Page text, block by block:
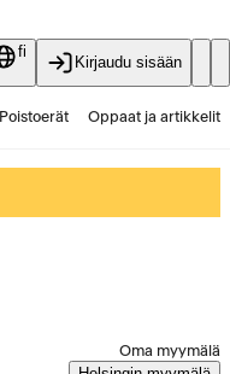
fi
Kirjaudu sisään
Poistoerät Oppaat ja artikkelit
Oma myymälä